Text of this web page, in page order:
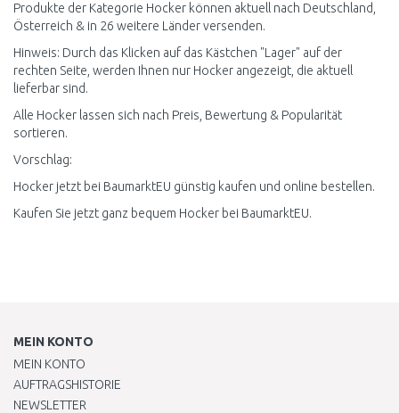
Produkte der Kategorie Hocker können aktuell nach Deutschland,
Österreich & in 26 weitere Länder versenden.
Hinweis: Durch das Klicken auf das Kästchen "Lager" auf der
rechten Seite, werden Ihnen nur Hocker angezeigt, die aktuell
lieferbar sind.
Alle Hocker lassen sich nach Preis, Bewertung & Popularität
sortieren.
Vorschlag:
Hocker jetzt bei BaumarktEU günstig kaufen und online bestellen.
Kaufen Sie jetzt ganz bequem Hocker bei BaumarktEU.
MEIN KONTO
MEIN KONTO
AUFTRAGSHISTORIE
NEWSLETTER